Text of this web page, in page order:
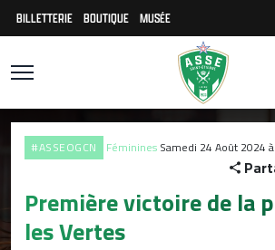
BILLETTERIE BOUTIQUE MUSÉE
#ASSEOGCN Féminines Samedi 24 Août 2024
Première victoire de la
les Vertes